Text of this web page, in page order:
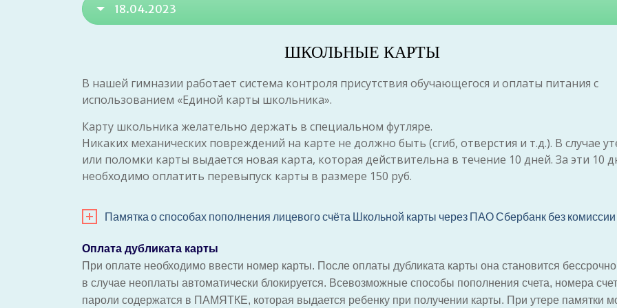
18.04.2023
ШКОЛЬНЫЕ КАРТЫ
В нашей гимназии работает система контроля присутствия обучающегося и оплаты питания с
использованием «Единой карты школьника».
Карту школьника желательно держать в специальном футляре.
Никаких механических повреждений на карте не должно быть (сгиб, отверстия и т.д.). В случае
или поломки карты выдается новая карта, которая действительна в течение 10 дней. За эти 10
необходимо оплатить перевыпуск карты в размере 150 руб.
Памятка о способах пополнения лицевого счёта Школьной карты через ПАО Сбербанк без комиссии
Оплата дубликата карты
При оплате необходимо ввести номер карты. После оплаты дубликата карты она становится
в случае неоплаты автоматически блокируется. Всевозможные способы пополнения счета, номера
пароли содержатся в ПАМЯТКЕ, которая выдается ребенку при получении карты. При утере памятки